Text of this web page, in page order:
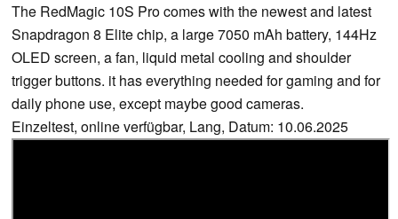
The RedMagic 10S Pro comes with the newest and latest
Snapdragon 8 Elite chip, a large 7050 mAh battery, 144Hz
OLED screen, a fan, liquid metal cooling and shoulder
trigger buttons. it has everything needed for gaming and for
daily phone use, except maybe good cameras.
Einzeltest, online verfügbar, Lang, Datum: 10.06.2025